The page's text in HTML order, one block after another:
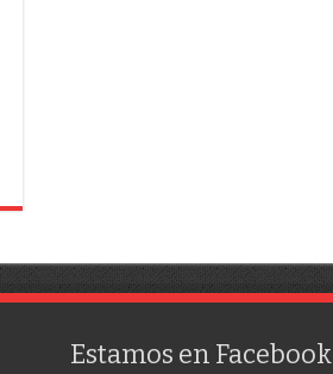
Estamos en Facebook